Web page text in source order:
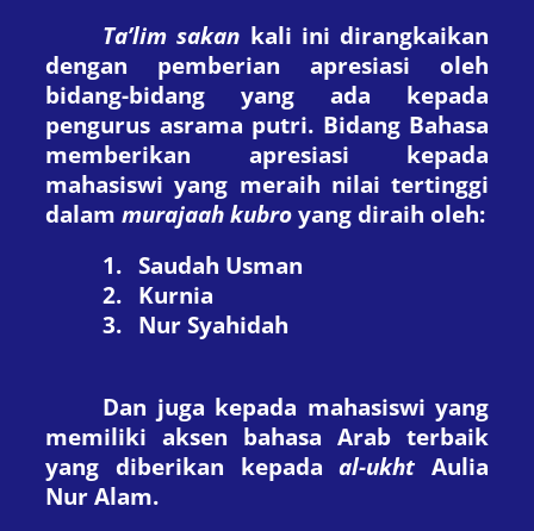
Ta’lim sakan kali ini dirangkaikan
dengan pemberian apresiasi oleh
bidang-bidang yang ada kepada
pengurus asrama putri. Bidang Bahasa
memberikan apresiasi kepada
mahasiswi yang meraih nilai tertinggi
dalam murajaah kubro yang diraih oleh:
1. Saudah Usman
2. Kurnia
3. Nur Syahidah
Dan juga kepada mahasiswi yang
memiliki aksen bahasa Arab terbaik
yang diberikan kepadaal-ukht Aulia
Nur Alam.